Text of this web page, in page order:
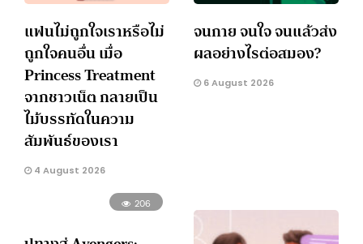
แฟนไม่ถูกใจเราหรือไม่
ถูกใจคนอื่น เมื่อ
Princess Treatment
จากชาวเน็ต กลายเป็น
ไม้บรรทัดในความ
สัมพันธ์ของเรา
4 August 2026
จนกาย จนใจ จนแล้วส่ง
ผลอย่างไรต่อสมอง?
6 August 2026
206